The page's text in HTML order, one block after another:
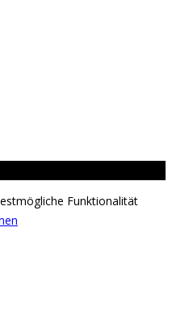
Funktionalität